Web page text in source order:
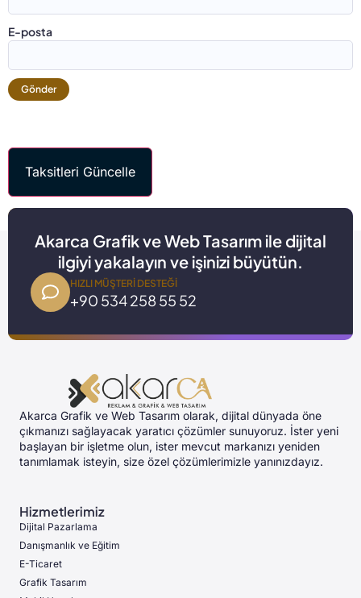
E-posta
Taksitleri Güncelle
Akarca Grafik ve Web Tasarım ile dijital
ilgiyi yakalayın ve işinizi büyütün.
HIZLI MÜŞTERI DESTEĞI
+90 534 258 55 52
Akarca Grafik ve Web Tasarım olarak, dijital dünyada öne
çıkmanızı sağlayacak yaratıcı çözümler sunuyoruz. İster yeni
başlayan bir işletme olun, ister mevcut markanızı yeniden
tanımlamak isteyin, size özel çözümlerimizle yanınızdayız.
Hizmetlerimiz
Dijital Pazarlama
Danışmanlık ve Eğitim
E-Ticaret
Grafik Tasarım